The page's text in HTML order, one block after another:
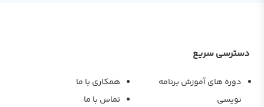
دسترسی سریع
دوره های آموزش برنامه
نویسی
همکاری با ما
تماس با ما